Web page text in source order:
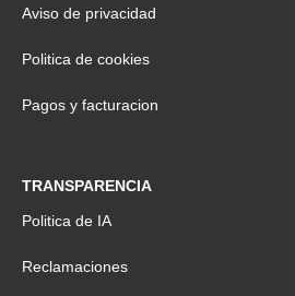
Aviso de privacidad
Politica de cookies
Pagos y facturacion
TRANSPARENCIA
Politica de IA
Reclamaciones